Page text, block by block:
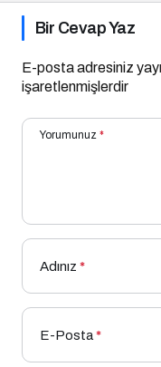
Bir Cevap Yaz
E-posta adresiniz
işaretlenmişlerdir
Yorumunuz *
Adınız *
E-Posta*